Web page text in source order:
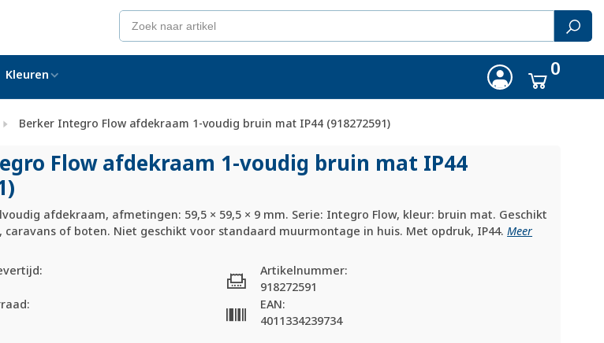
Kleuren 0
Berker Integro Flow afdekraam 1-voudig bruin mat IP44 (918272591)
Flow afdekraam 1-voudig bruin mat IP44
afdekraam, afmetingen: 59,5 × 59,5 × 9 mm. Serie: Integro Flow, kleur: bruin mat. Geschikt
caravans of boten. Niet geschikt voor standaard muurmontage in huis. Met opdruk, IP44.Meer
Artikelnummer:
918272591
EAN:
4011334239734